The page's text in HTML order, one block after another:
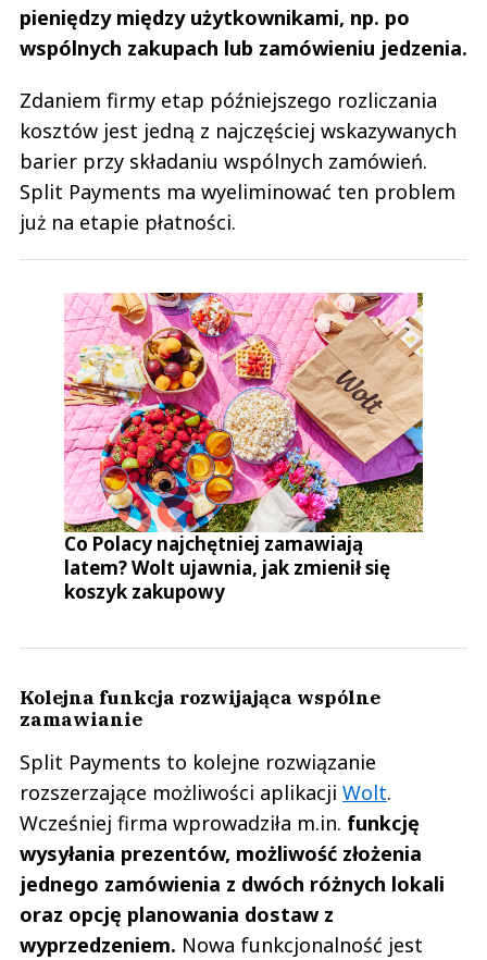
pieniędzy między użytkownikami, np. po
wspólnych zakupach lub zamówieniu jedzenia.
Zdaniem firmy etap późniejszego rozliczania
kosztów jest jedną z najczęściej wskazywanych
barier przy składaniu wspólnych zamówień.
Split Payments ma wyeliminować ten problem
już na etapie płatności.
Co Polacy najchętniej zamawiają
latem? Wolt ujawnia, jak zmienił się
koszyk zakupowy
Kolejna funkcja rozwijająca wspólne
zamawianie
Split Payments to kolejne rozwiązanie
rozszerzające możliwości aplikacji Wolt.
Wcześniej firma wprowadziła m.in. funkcję
wysyłania prezentów, możliwość złożenia
jednego zamówienia z dwóch różnych lokali
oraz opcję planowania dostaw z
wyprzedzeniem. Nowa funkcjonalność jest